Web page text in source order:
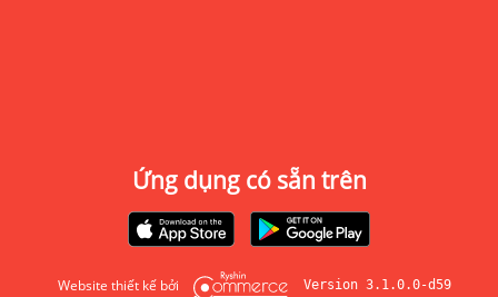
Ứng dụng có sẵn trên
Website thiết kế bởi Version 3.1.0.0-d59